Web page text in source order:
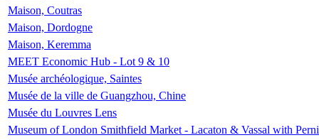
Maison, Coutras
Maison, Dordogne
Maison, Keremma
MEET Economic Hub - Lot 9 & 10
Musée archéologique, Saintes
Musée de la ville de Guangzhou, Chine
Musée du Louvres Lens
Museum of London Smithfield Market - Lacaton & Vassal with